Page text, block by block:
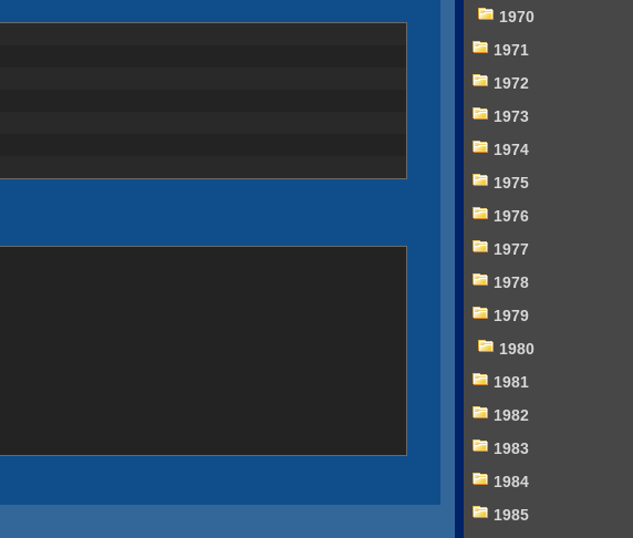
1970
1971
1972
1973
1974
1975
1976
1977
1978
1979
1980
1981
1982
1983
1984
1985